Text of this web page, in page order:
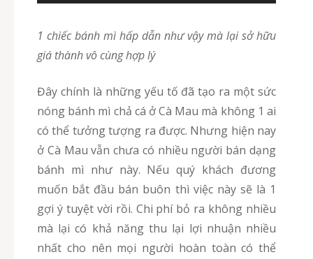
1 chiếc bánh mì hấp dẫn như vậy mà lại sở hữu
giá thành vô cùng hợp lý
Đây chính là những yếu tố đã tạo ra một sức
nóng bánh mì chả cá ở Cà Mau mà không 1 ai
có thể tưởng tượng ra được. Nhưng hiện nay
ở Cà Mau vẫn chưa có nhiều người bán dạng
bánh mì như này. Nếu quý khách đương
muốn bắt đầu bán buôn thì việc này sẽ là 1
gợi ý tuyệt vời rồi. Chi phí bỏ ra không nhiều
mà lại có khả năng thu lại lợi nhuận nhiều
nhất cho nên mọi người hoàn toàn có thể